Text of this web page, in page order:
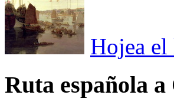
Hojea
Ruta española